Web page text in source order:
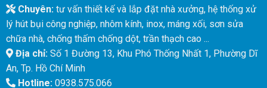
Chuyên:tư vấn thiết kế và lắp đặt nhà xưởng, hệ thống xử
lý hút bụi công nghiệp, nhôm kính, inox, máng xối, sơn sửa
chữa nhà, chống thấm chống dột, trần thạch cao ...
Địa chỉ:Số 1 Đường 13, Khu Phó Thống Nhất 1, Phường Dĩ
An, Tp. Hồ Chí Minh
Hotline:0938.575.066